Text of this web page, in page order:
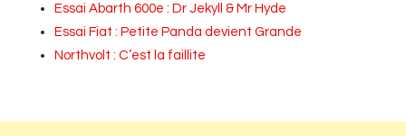
Essai Abarth 600e : Dr Jekyll & Mr Hyde
Essai Fiat : Petite Panda devient Grande
Northvolt : C’est la faillite